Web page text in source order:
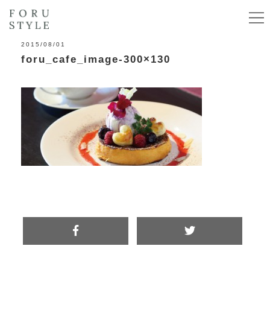
2015/08/01
foru_cafe_image-300×130